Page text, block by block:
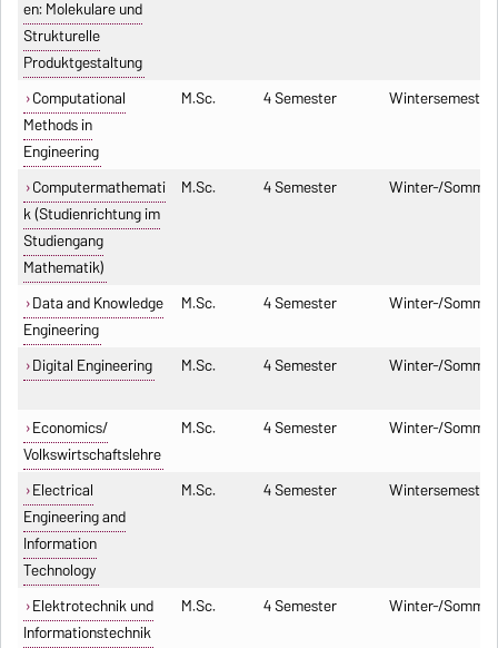
en: Molekulare und
Strukturelle
Produktgestaltung
Computational
Methods in
Engineering
M.Sc. 4 Semester Wintersemester
Computermathemati
k (Studienrichtung im
Studiengang
Mathematik)
M.Sc. 4 Semester Winter-/
Data and Knowledge
Engineering
M.Sc. 4 Semester Winter-/
Digital Engineering M.Sc. 4 Semester Winter-/
Economics/
Volkswirtschaftslehre
M.Sc. 4 Semester Winter-/
Electrical
Engineering and
Information
Technology
M.Sc. 4 Semester Wintersemester
Elektrotechnik und
Informationstechnik
M.Sc. 4 Semester Winter-/